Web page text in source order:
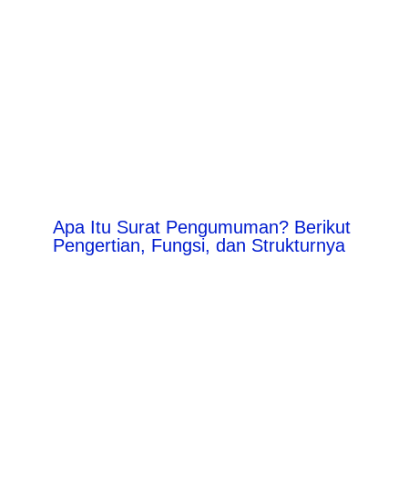
Apa Itu Surat Pengumuman? Berikut
Pengertian, Fungsi, dan Strukturnya